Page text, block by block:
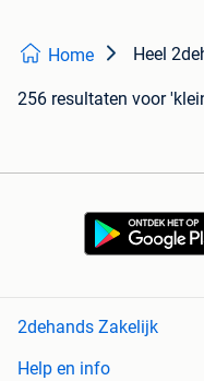
Home Heel
256 resultaten voor
2dehands Zakelijk
Help en info